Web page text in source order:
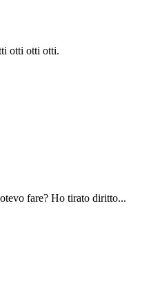
otti otti otti.
fare? Ho tirato diritto...